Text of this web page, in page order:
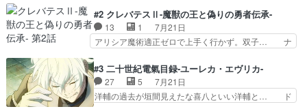
た弐郎は鬼子母神一華の護衛… 護衛はお尻一華、
ここは定番やっぱ物の怪の… ①敵は会話してる最
中の同乗者を物音一つ発…
代もの猫たちの誕生と成長を見守る猫竜… 前回猫
たちで熊退治をしていた中の一匹の猫… と思って
みにいったらクロバネのCV.速水… 「おじちゃん
は身内に甘い」で、いきなり笑… ガチで素晴らし
た子猫たちのその後が描か… 王子の旅の始まりは
確かにそうでしたよね！… リゼロ見終わっちゃっ
てほのぼの系がいいか…
#2 クレバテスⅡ-魔獣の王と偽りの勇者伝承-
13 1
7月21日
アリシア魔術適正ゼロで上手く行かず。双子… ナ
紹介の時台に乗ってるサラサ可愛いw学… ナイ
エ・シフォンリッツの出番が多くて嬉し… 石田で
こいつワルだな。なぜ大猿に変身した… 2冊目の
トアの書は学長の手に1話冒頭と合… アリシアと
#3 二十世紀電氣目録-ユーレカ・エヴリカ-
27 5
7月21日
洋輔の過去が垣間見えたな喜八といい洋輔と… ド